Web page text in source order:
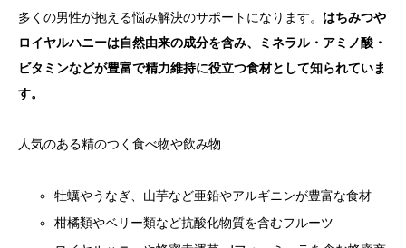
多くの男性が抱える悩み解決のサポートになります。 はちみつや
ロイヤルハニーは自然由来の成分を含み、ミネラル・アミノ酸・
ビタミンなどが豊富で精力維持に役立つ食材として知られていま
す。
人気のある精のつく食べ物や飲み物
牡蠣やうなぎ、山芋など亜鉛やアルギニンが豊富な食材
柑橘類やベリー類など抗酸化物質を含むフルーツ